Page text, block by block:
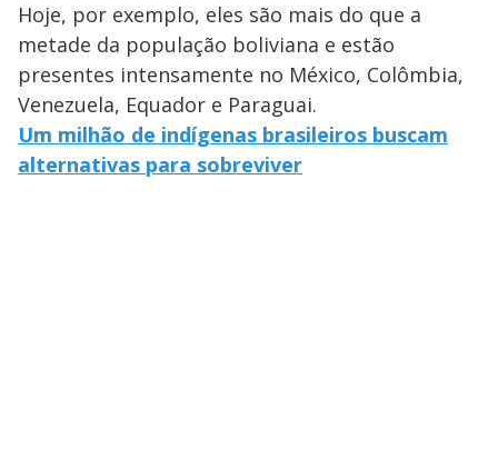
Hoje, por exemplo, eles são mais do que a
metade da população boliviana e estão
presentes intensamente no México, Colômbia,
Venezuela, Equador e Paraguai.
Um milhão de indígenas brasileiros buscam
alternativas para sobreviver